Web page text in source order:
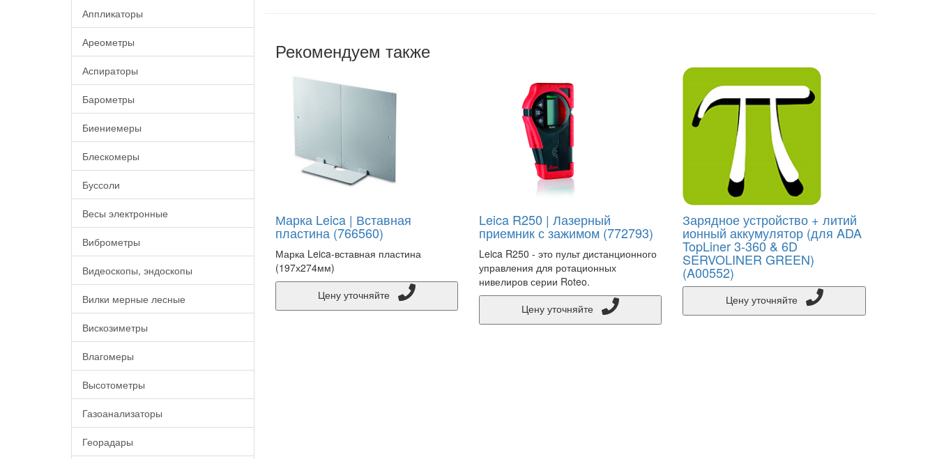
Аппликаторы
Ареометры
Аспираторы
Барометры
Биениемеры
Блескомеры
Буссоли
Весы электронные
Виброметры
Видеоскопы, эндоскопы
Вилки мерные лесные
Вискозиметры
Влагомеры
Высотометры
Газоанализаторы
Георадары
Рекомендуем также
Марка Leica | Вставная
пластина (766560)
Марка Leica-вставная пластина
(197х274мм)
Leica R250 | Лазерный
приемник с зажимом (772793)
Leica R250 - это пульт дистанционного
управления для ротационных
нивелиров серии Roteo.
Цену уточняйте
Зарядное устройство + литий
ионный аккумулятор (для ADA
TopLiner 3-360 & 6D
SERVOLINER GREEN)
(A00552)